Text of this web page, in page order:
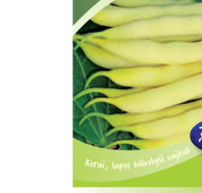
Seminte legume
Plante medicinale
Seminte ardei
Seminte broccoli
Seminte castraveti
Seminte ceapa
Seminte conopida